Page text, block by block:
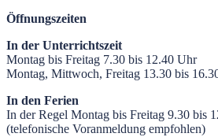
Öffnungszeiten
In der Unterrichtszeit
Montag bis Freitag 7.30 bis 12.40 Uhr
Montag, Mittwoch, Freitag 13.30 bis
In den Ferien
In der Regel Montag bis Freitag 9.30 bis
(telefonische Voranmeldung empfohlen)